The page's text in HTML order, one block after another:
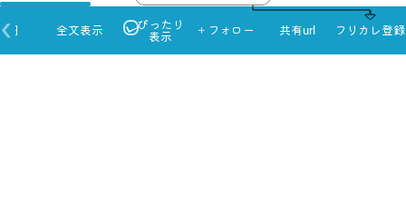
フリカレ登録
共有url
＋フォロー
ぴったり
表示
全文表示
日